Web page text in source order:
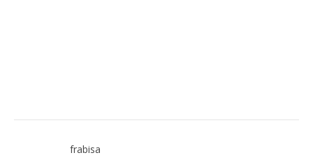
frabisa